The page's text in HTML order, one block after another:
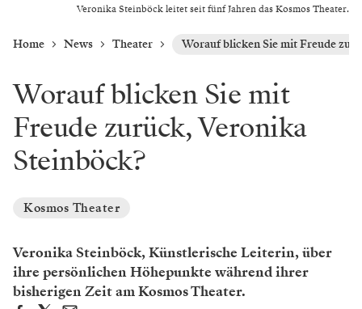
Veronika Steinböck leitet seit fünf Jahren das Kosmos Theater.
Home News Theater Worauf blicken Sie mit Freude
Worauf blicken Sie mit
Freude zurück, Veronika
Steinböck?
Kosmos Theater
Veronika Steinböck, Künstlerische Leiterin, über
ihre persönlichen Höhepunkte während ihrer
bisherigen Zeit am Kosmos Theater.